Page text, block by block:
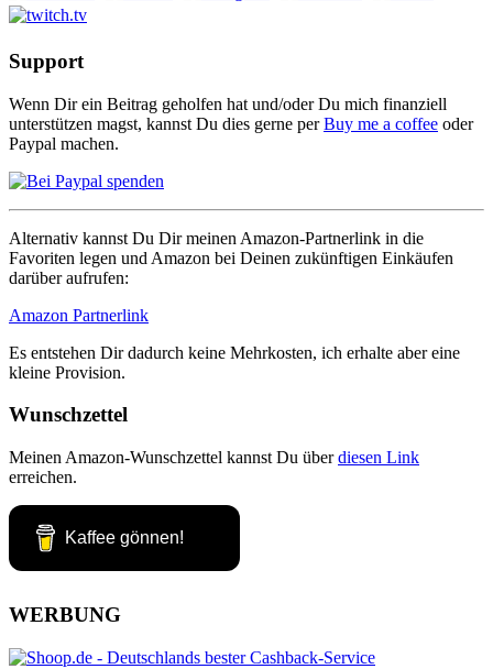
Support
Wenn Dir ein Beitrag geholfen hat und/oder Du mich finanziell
unterstützen magst, kannst Du dies gerne perBuy me a coffee oder
Paypal machen.
Alternativ kannst Du Dir meinen Amazon-Partnerlink in die
Favoriten legen und Amazon bei Deinen zukünftigen Einkäufen
darüber aufrufen:
Amazon Partnerlink
Es entstehen Dir dadurch keine Mehrkosten, ich erhalte aber eine
kleine Provision.
Wunschzettel
Meinen Amazon-Wunschzettel kannst Du überdiesen Link
erreichen.
Kaffee gönnen!
WERBUNG